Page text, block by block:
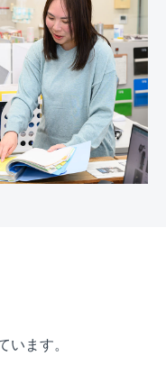
ます。